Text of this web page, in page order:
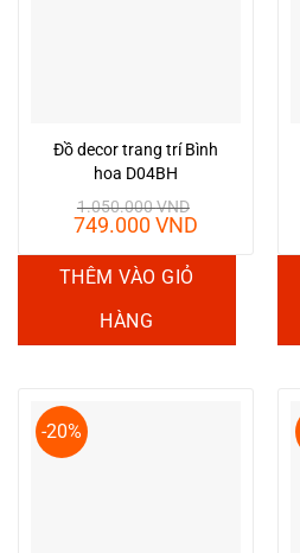
Đồ decor trang trí Bình
hoa D04BH
1.050.000VND
Giá
là:
1.050.000 VND.
749.000VND
THÊM VÀO GIỎ
HÀNG
-20%